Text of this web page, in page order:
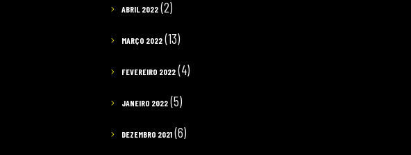
ABRIL 2022 (2)
MARÇO 2022 (13)
FEVEREIRO 2022 (4)
JANEIRO 2022 (5)
DEZEMBRO 2021 (6)